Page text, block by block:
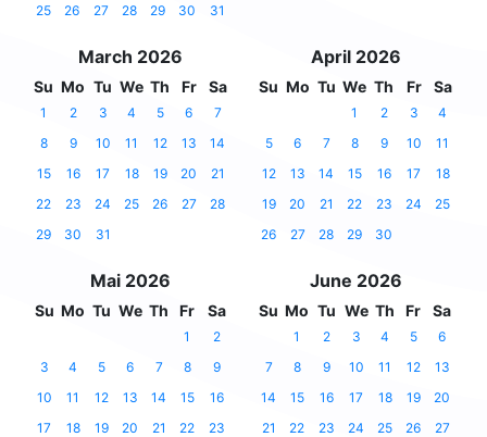
25
26 27 28 29 30 31
March 2026
Su Mo Tu We Th Fr Sa
1 2 3 4 5 6
7
8
9 10 11 12 13
14
15
16 17 18 19 20
21
22
23 24 25 26 27
28
29
30 31
April 2026
Su Mo Tu We Th Fr Sa
1 2 3
4
5
6 7 8 9 10
11
12
13 14 15 16 17
18
19
20 21 22 23 24
25
26
27 28 29 30
Mai 2026
Su Mo Tu We Th Fr Sa
1
2
3
4 5 6 7 8
9
10
11 12 13 14 15
16
17
18 19 20 21 22
23
June 2026
Su Mo Tu We Th Fr Sa
1 2 3 4 5
6
7
8 9 10 11 12
13
14
15 16 17 18 19
20
21
22 23 24 25 26
27